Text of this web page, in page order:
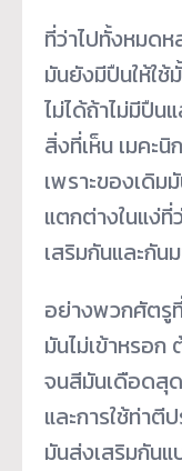
ที่ว่าไปทั้งหมด
มันยังมีปืนให้ใช้
ไม่ได้ถ้าไม่มีปื
สิ่งที่เห็น เมคะ
เพราะของเดิม
แตกต่างในแง่
เสริมกันและกัน
อย่างพวกศัตรู
มันไม่เข้าหรอก
จนสีมันเดือดสุด
และการใช้ท่าตี
มันส่งเสริมกัน